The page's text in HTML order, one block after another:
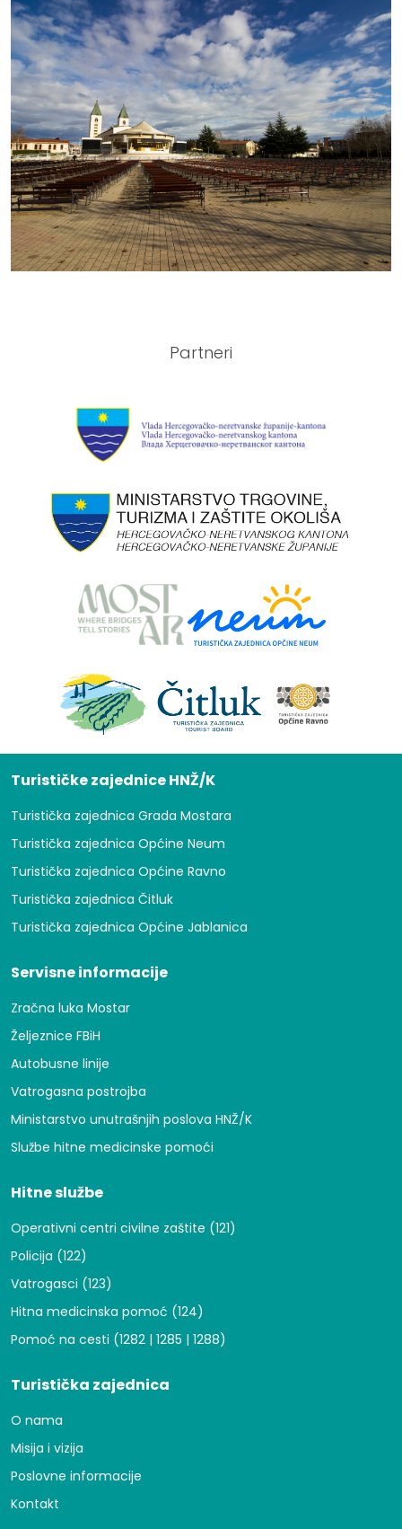
Partneri
Turističke zajednice HNŽ/K
Turistička zajednica Grada Mostara
Turistička zajednica Općine Neum
Turistička zajednica Općine Ravno
Turistička zajednica Čitluk
Turistička zajednica Općine Jablanica
Servisne informacije
Zračna luka Mostar
Željeznice FBiH
Autobusne linije
Vatrogasna postrojba
Ministarstvo unutrašnjih poslova HNŽ/K
Službe hitne medicinske pomoći
Hitne službe
Operativni centri civilne zaštite (121)
Policija (122)
Vatrogasci (123)
Hitna medicinska pomoć (124)
Pomoć na cesti (1282 | 1285 | 1288)
Turistička zajednica
O nama
Misija i vizija
Poslovne informacije
Kontakt